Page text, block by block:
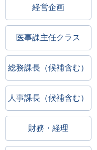
経営企画
医事課主任クラス
総務課長（候補含む）
人事課長（候補含む）
財務・経理